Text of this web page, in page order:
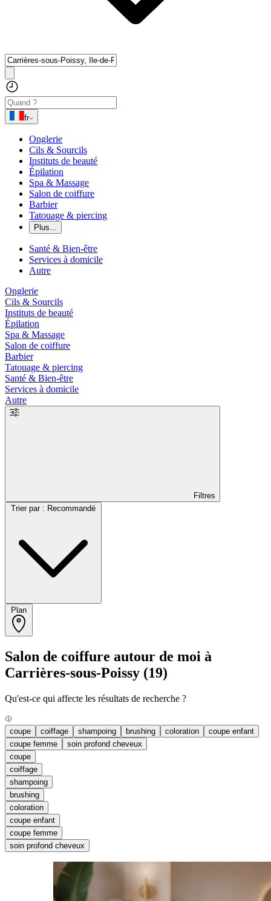
fr
Onglerie
Cils & Sourcils
Instituts de beauté
Épilation
Spa & Massage
Salon de coiffure
Barbier
Tatouage & piercing
Plus...
Santé & Bien-être
Services à domicile
Autre
Onglerie
Cils & Sourcils
Instituts de beauté
Épilation
Spa & Massage
Salon de coiffure
Barbier
Tatouage & piercing
Santé & Bien-être
Services à domicile
Autre
Filtres
Salon de coiffure autour de moi à
Carrières-sous-Poissy (19)
Qu'est-ce qui affecte les résultats de recherche ?
coupe coiffage shampoing brushing coloration
coupe enfant
coupe femme
soin profond cheveux
coupe
coiffage
shampoing
brushing
coloration
coupe enfant
coupe femme
soin profond cheveux